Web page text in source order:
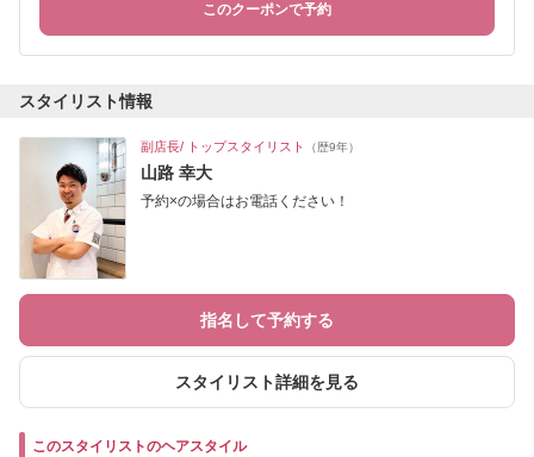
このクーポンで予約
スタイリスト情報
副店長/ トップスタイリスト （歴9年）
山路 幸大
予約×の場合はお電話ください！
指名して予約する
スタイリスト詳細を見る
このスタイリストのヘアスタイル